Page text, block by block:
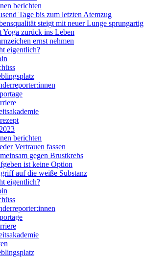
berichten
Tage bis zum letzten Atemzug
steigt mit neuer Lunge sprungartig
Yoga zurück ins Leben
ernst nehmen
eigentlich?
berichten
Vertrauen fassen
gegen Brustkrebs
ist keine Option
auf die weiße Substanz
eigentlich?